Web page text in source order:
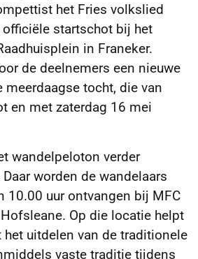
het Fries volkslied
officiële startschot bij het
in Franeker.
de deelnemers een nieuwe
meerdaagse tocht, die van
en met zaterdag 16 mei
wandelpeloton verder
worden de wandelaars
10.00 uur ontvangen bij MFC
Op die locatie helpt
het uitdelen van de traditionele
vaste traditie tijdens